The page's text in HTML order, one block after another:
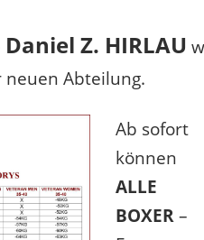
Daniel Z. HIRLAU
Abteilung.
Ab sofort
können
ALLE
BOXER –